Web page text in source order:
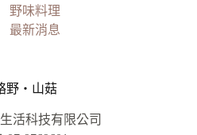
野味料理
最新消息
野‧山菇
活科技有限公司